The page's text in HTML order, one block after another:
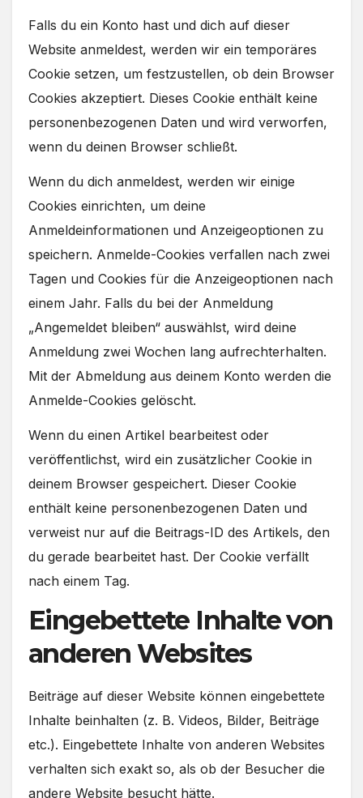
Falls du ein Konto hast und dich auf dieser
Website anmeldest, werden wir ein temporäres
Cookie setzen, um festzustellen, ob dein Browser
Cookies akzeptiert. Dieses Cookie enthält keine
personenbezogenen Daten und wird verworfen,
wenn du deinen Browser schließt.
Wenn du dich anmeldest, werden wir einige
Cookies einrichten, um deine
Anmeldeinformationen und Anzeigeoptionen zu
speichern. Anmelde-Cookies verfallen nach zwei
Tagen und Cookies für die Anzeigeoptionen nach
einem Jahr. Falls du bei der Anmeldung
„Angemeldet bleiben“ auswählst, wird deine
Anmeldung zwei Wochen lang aufrechterhalten.
Mit der Abmeldung aus deinem Konto werden die
Anmelde-Cookies gelöscht.
Wenn du einen Artikel bearbeitest oder
veröffentlichst, wird ein zusätzlicher Cookie in
deinem Browser gespeichert. Dieser Cookie
enthält keine personenbezogenen Daten und
verweist nur auf die Beitrags-ID des Artikels, den
du gerade bearbeitet hast. Der Cookie verfällt
nach einem Tag.
Eingebettete Inhalte von
anderen Websites
Beiträge auf dieser Website können eingebettete
Inhalte beinhalten (z. B. Videos, Bilder, Beiträge
etc.). Eingebettete Inhalte von anderen Websites
verhalten sich exakt so, als ob der Besucher die
andere Website besucht hätte.